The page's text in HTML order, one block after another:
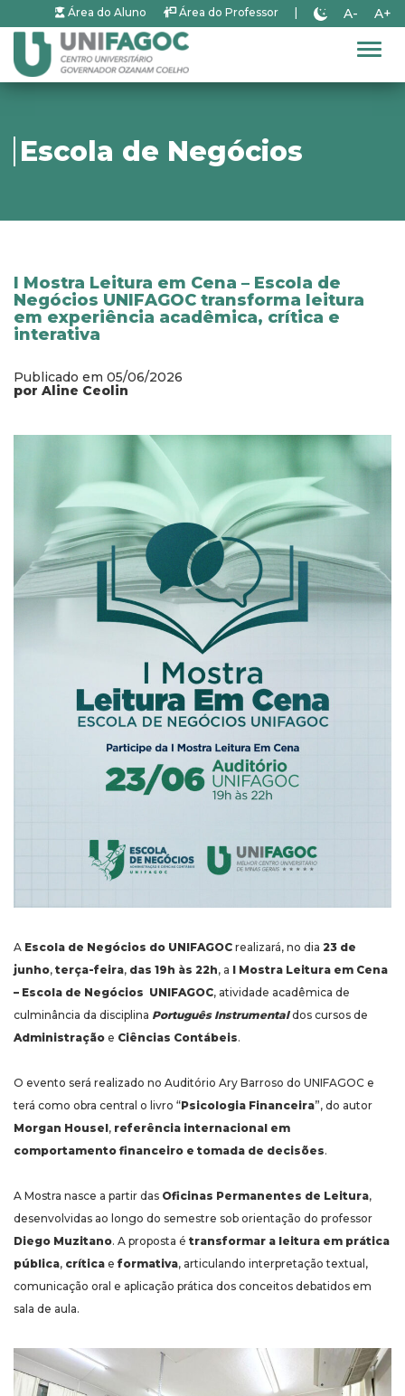
Área do Aluno Área do Professor A- A+
Escola de Negócios
I Mostra Leitura em Cena – Escola de
Negócios UNIFAGOC transforma leitura
em experiência acadêmica, crítica e
interativa
Publicado em 05/06/2026
por Aline Ceolin
A Escola de Negócios do UNIFAGOC realizará, no dia 23 de
junho, terça-feira, das 19h às 22h, a I Mostra Leitura em Cena
– Escola de Negócios UNIFAGOC, atividade acadêmica de
culminância da disciplina Português Instrumentaldos cursos de
Administração e Ciências Contábeis.
O evento será realizado no Auditório Ary Barroso do UNIFAGOC e
terá como obra central o livro “Psicologia Financeira”, do autor
Morgan Housel, referência internacional em
comportamento financeiro e tomada de decisões.
A Mostra nasce a partir das Oficinas Permanentes de Leitura,
desenvolvidas ao longo do semestre sob orientação do professor
Diego Muzitano. A proposta é transformar a leitura em prática
pública, crítica e formativa, articulando interpretação textual,
comunicação oral e aplicação prática dos conceitos debatidos em
sala de aula.